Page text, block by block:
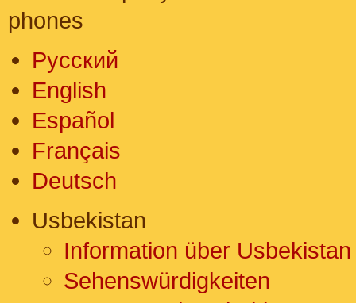
Русский
English
Español
Français
Deutsch
Usbekistan
Information über Usbekistan
Sehenswürdigkeiten